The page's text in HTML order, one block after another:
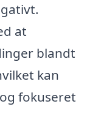
at
blandt
kan
fokuseret